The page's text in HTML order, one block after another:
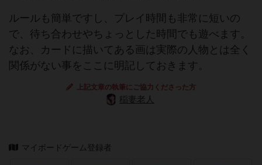
ルールも簡単ですし、プレイ時間も非常に短いの
で、待ち合わせやちょっとした時間でも遊べます。
なお、カードに描いてある画は実際の人物とは全く
関係がない事をここに明記しておきます。
上記文章の執筆にご協力くださった方
稲妻老人
マイボードゲーム登録者